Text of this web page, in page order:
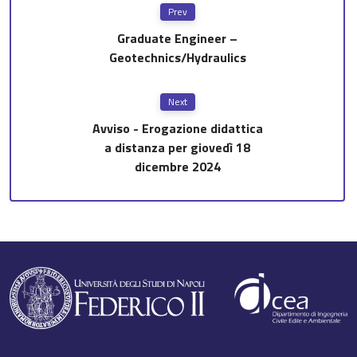
Prev
Graduate Engineer –
Geotechnics/Hydraulics
Next
Avviso - Erogazione didattica
a distanza per giovedì 18
dicembre 2024